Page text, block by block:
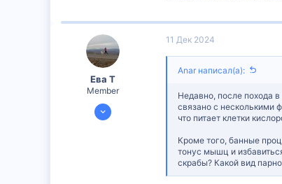
16
Ева Т
Member
19 Июл 2024
11 Дек 2024
Anar написал(а):
Недавно, после похода
связано с несколькими
что питает клетки
Кроме того, банные
тонус мышц и
скрабы? Какой вид